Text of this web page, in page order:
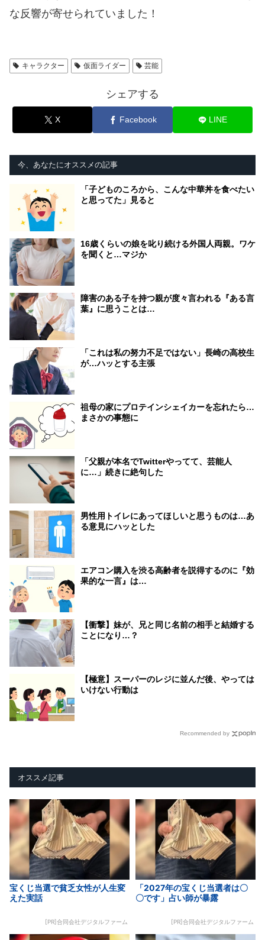
な反響が寄せられていました！
キャラクター 仮面ライダー 芸能
シェアする
X Facebook LINE
今、あなたにオススメの記事
「子どものころから、こんな中華丼を食べたい
と思ってた」見ると
16歳くらいの娘を叱り続ける外国人両親。ワケ
を聞くと…マジか
障害のある子を持つ親が度々言われる『ある言
葉』に思うことは…
「これは私の努力不足ではない」長崎の高校生
が…ハッとする主張
祖母の家にプロテインシェイカーを忘れたら…
まさかの事態に
「父親が本名でTwitterやってて、芸能人
に…」続きに絶句した
男性用トイレにあってほしいと思うものは…あ
る意見にハッとした
エアコン購入を渋る高齢者を説得するのに『効
果的な一言』は…
【衝撃】妹が、兄と同じ名前の相手と結婚する
ことになり…？
【極意】スーパーのレジに並んだ後、やっては
いけない行動は
Recommended by
オススメ記事
宝くじ当選で貧乏女性が人生変
えた実話
[PR]合同会社デジタルファーム
「2027年の宝くじ当選者は〇
〇です」占い師が暴露
[PR]合同会社デジタルファーム